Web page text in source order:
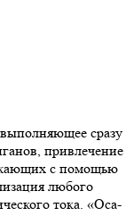
сразу
привлечение
с помощью
любого
тока. «Оса-